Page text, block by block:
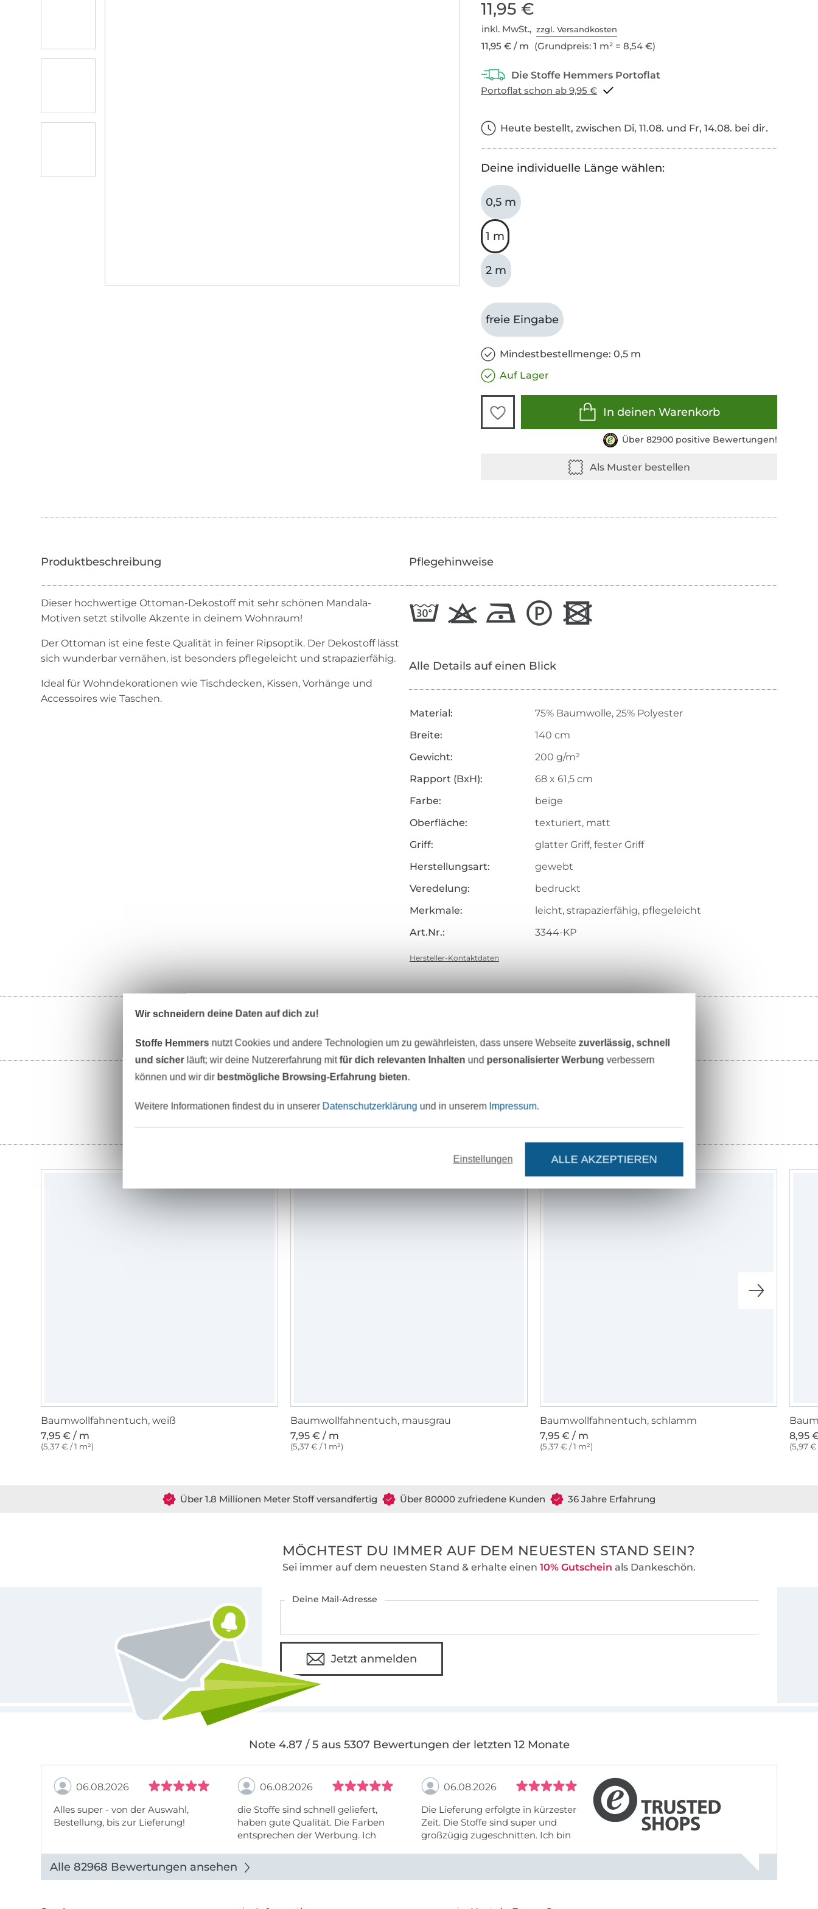
11,95 €
inkl. MwSt.,zzgl. Versandkosten
11,95 € / m (Grundpreis: 1 m² = 8,54 €)
Portoflat schon ab 9,95 €
Heute bestellt, zwischen Di, 11.08. und Fr, 14.08. bei dir.
Deine individuelle Länge wählen:
0,5 m
1 m
2 m
freie Eingabe
Mindestbestellmenge: 0,5 m
Auf Lager
In deinen Warenkorb
Über 82900 positive Bewertungen!
Dieser hochwertige Ottoman-Dekostoff mit sehr schönen Mandala-
Motiven setzt stilvolle Akzente in deinem Wohnraum!
Der Ottoman ist eine feste Qualität in feiner Ripsoptik. Der Dekostoff lässt
sich wunderbar vernähen, ist besonders pflegeleicht und strapazierfähig.
Ideal für Wohndekorationen wie Tischdecken, Kissen, Vorhänge und
Accessoires wie Taschen.
Pflegehinweise
Alle Details auf einen Blick
Material:
75% Baumwolle, 25% Polyester
Breite:
140 cm
Gewicht:
200 g/m²
Rapport (BxH):
68 x 61,5 cm
Farbe:
beige
Oberfläche:
texturiert, matt
Griff:
glatter Griff, fester Griff
Herstellungsart:
gewebt
Veredelung:
bedruckt
Merkmale:
leicht, strapazierfähig, pflegeleicht
Art.Nr.:
3344-KP
Hersteller-Kontaktdaten
Baumwollfahnentuch, weiß
7,95 € / m
(5,37 € / 1 m²)
Baumwollfahnentuch, mausgrau
7,95 € / m
(5,37 € / 1 m²)
Baumwollfahnentuch, schlamm
7,95 € / m
(5,37 € / 1 m²)
8,95
(5,97 €
Über 1.8 Millionen Meter Stoff versandfertig Über 80000 zufriedene Kunden 36 Jahre Erfahrung
MÖCHTEST DU IMMER AUF DEM NEUESTEN STAND SEIN?
Sei immer auf dem neuesten Stand & erhalte einen 10% Gutschein als Dankeschön.
Deine Mail-Adresse
Jetzt anmelden
Note 4.87 / 5 aus 5307 Bewertungen der letzten 12 Monate
06.08.2026
Alles super - von der Auswahl,
Bestellung, bis zur Lieferung!
06.08.2026
die Stoffe sind schnell geliefert,
haben gute Qualität. Die Farben
entsprechen der Werbung. Ich
auch die Firma empfehlen.
06.08.2026
Die Lieferung erfolgte in kürzester
Zeit. Die Stoffe sind super und
großzügig zugeschnitten. Ich bin
Alle 82968 Bewertungen ansehen
Wir schneidern deine Daten auf dich zu!
Stoffe Hemmers nutzt Cookies und andere Technologien um zu gewährleisten, dass unsere Webseitezuverlässig, schnell
und sicherläuft; wir deine Nutzererfahrung mitfür dich relevanten Inhalten und personalisierter Werbung verbessern
können und wir dir bestmögliche Browsing-Erfahrung bieten.
Weitere Informationen findest du in unserer Datenschutzerklärung und in unserem Impressum.
Einstellungen ALLE AKZEPTIEREN